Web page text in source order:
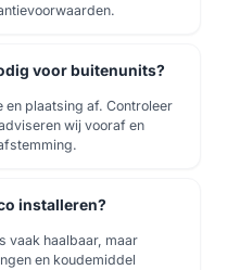
voor buitenunits?
en plaatsing af. Controleer
wij vooraf en
installeren?
vaak haalbaar, maar
en koudemiddel